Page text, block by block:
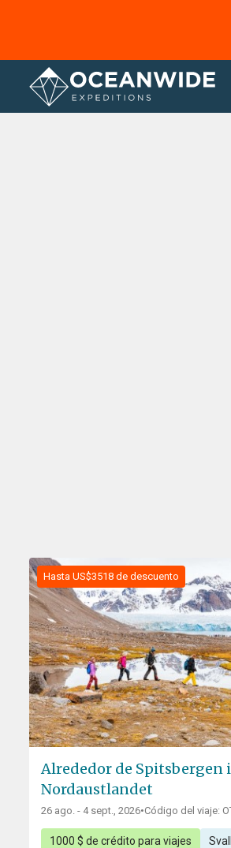
Página principal Reseñas
Hasta US$3518 de descuento
Alrededor de Spitsbergen
Nordaustlandet
26 ago. - 4 sept., 2026•Código del viaje:
1000 $ de crédito para viajes